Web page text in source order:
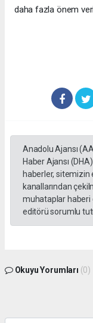
daha fazla önem
Anadolu Ajansı
Haber Ajansı
haberler, sitemizin
kanallarından
muhataplar haberi
editörü sorumlu
Okuyu Yorumları (0)